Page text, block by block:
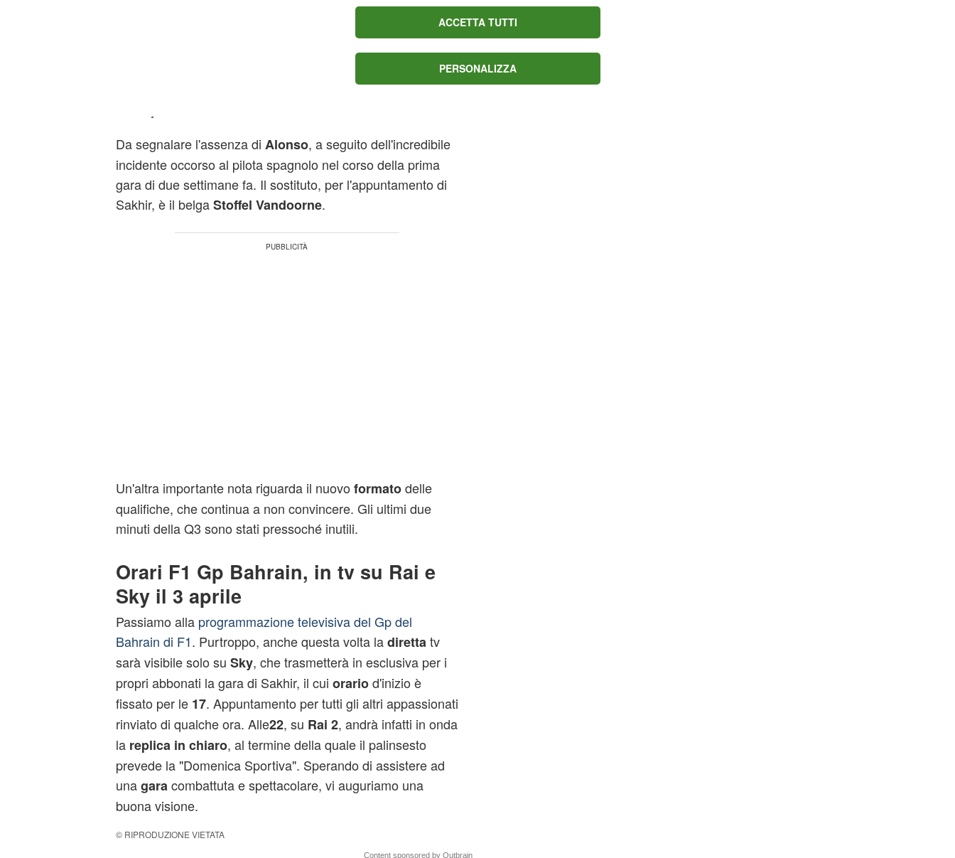
Da segnalare l'assenza di Alonso, a seguito dell'incredibile
incidente occorso al pilota spagnolo nel corso della prima
gara di due settimane fa. Il sostituto, per l'appuntamento di
Sakhir, è il belgaStoffel Vandoorne.
Un'altra importante nota riguarda il nuovo formatodelle
qualifiche, che continua a non convincere. Gli ultimi due
minuti della Q3 sono stati pressoché inutili.
Orari F1 Gp Bahrain, in tv su Rai e
Sky il 3 aprile
Passiamo alla programmazione televisiva del Gp del
Bahrain di F1. Purtroppo, anche questa volta ladiretta tv
sarà visibile solo su Sky, che trasmetterà in esclusiva per i
propri abbonati la gara di Sakhir, il cui orariod'inizio è
fissato per le 17. Appuntamento per tutti gli altri appassionati
rinviato di qualche ora. Alle22, su Rai 2, andrà infatti in onda
la replica in chiaro, al termine della quale il palinsesto
prevede la "Domenica Sportiva". Sperando di assistere ad
unagara combattuta e spettacolare, vi auguriamo una
buona visione.
© RIPRODUZIONE VIETATA
Content sponsored by Outbrain
ACCETTA TUTTI
PERSONALIZZA